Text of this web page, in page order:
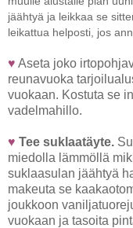
jäähtyä ja leikkaa se
leikattua helposti, jos
♥ Aseta joko
reunavuoka
vuokaan. Kostuta se
vadelmahillo.
♥ Tee suklaatäyte.
miedolla lämmöllä
suklaasulan jäähtyä
makeuta se
joukkoon
vuokaan ja tasoita